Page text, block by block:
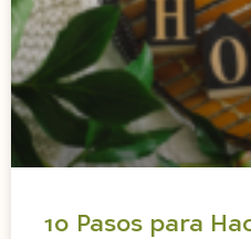
10 Pasos para